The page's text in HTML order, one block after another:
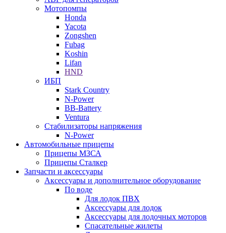
Мотопомпы
Honda
Yacota
Zongshen
Fubag
Koshin
Lifan
HND
ИБП
Stark Country
N-Power
BB-Battery
Ventura
Стабилизаторы напряжения
N-Power
Автомобильные прицепы
Прицепы МЗСА
Прицепы Сталкер
Запчасти и аксессуары
Аксессуары и дополнительное оборудование
По воде
Для лодок ПВХ
Аксессуары для лодок
Аксессуары для лодочных моторов
Спасательные жилеты